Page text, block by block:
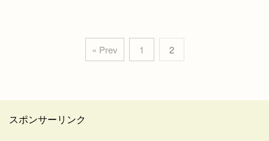
« Prev 1 2
スポンサーリンク